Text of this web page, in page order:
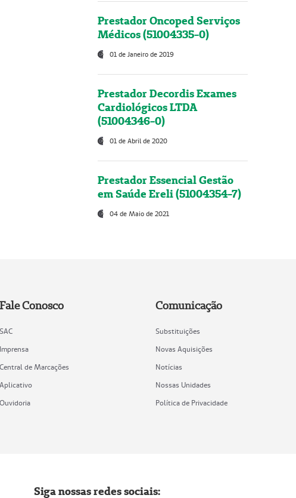
Prestador Oncoped Serviços
Médicos (51004335-0)
01 de Janeiro de 2019
Prestador Decordis Exames
Cardiológicos LTDA
(51004346-0)
01 de Abril de 2020
Prestador Essencial Gestão
em Saúde Ereli (51004354-7)
04 de Maio de 2021
Fale Conosco
SAC
Imprensa
Central de Marcações
Aplicativo
Ouvidoria
Comunicação
Substituições
Novas Aquisições
Notícias
Nossas Unidades
Política de Privacidade
Siga nossas redes sociais: